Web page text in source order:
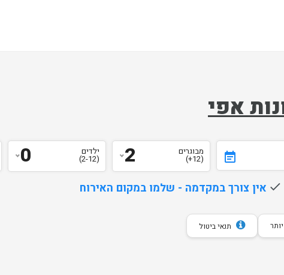
event_note מבוגרים
(12+)
2 ילדים
(2-12)
0
done אין צורך במקדמה - שלמו במקום האירוח
תנאי ביטול